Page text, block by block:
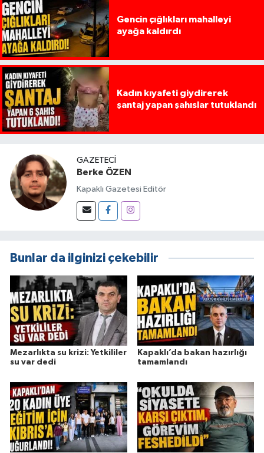
Gencin çığlıkları mahalleyi
ayağa kaldırdı
Kadın kıyafeti giydirerek
şantaj yapan şahıslar tutuklandı
GAZETECI
Berke ÖZEN
Kapaklı Gazetesi Editör
Bunlar da ilginizi çekebilir
Mezarlıkta su krizi: Yetkililer
su var dedi
Kapaklı’da bakan hazırlığı
tamamlandı